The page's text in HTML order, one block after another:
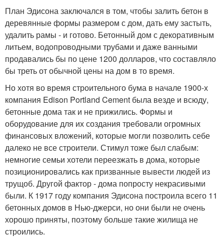
План Эдисона заключался в том, чтобы залить бетон в
деревянные формы размером с дом, дать ему застыть,
удалить рамы - и готово. Бетонный дом с декоративным
литьем, водопроводными трубами и даже ванными
продавались бы по цене 1200 долларов, что составляло
бы треть от обычной цены на дом в то время.
Но хотя во время строительного бума в начале 1900-х
компания Edison Portland Cement была везде и всюду,
бетонные дома так и не прижились. Формы и
оборудование для их создания требовали огромных
финансовых вложений, которые могли позволить себе
далеко не все строители. Стимул тоже был слабым:
немногие семьи хотели переезжать в дома, которые
позиционировались как призванные вывести людей из
трущоб. Другой фактор - дома попросту некрасивыми
были. К 1917 году компания Эдисона построила всего 11
бетонных домов в Нью-джерси, но они были не очень
хорошо приняты, поэтому больше такие жилища не
строились.